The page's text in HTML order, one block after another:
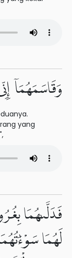
وَقَاسَمَهُمَآ
yang
فَدَلَّىٰهُمَا
لَهُمَا